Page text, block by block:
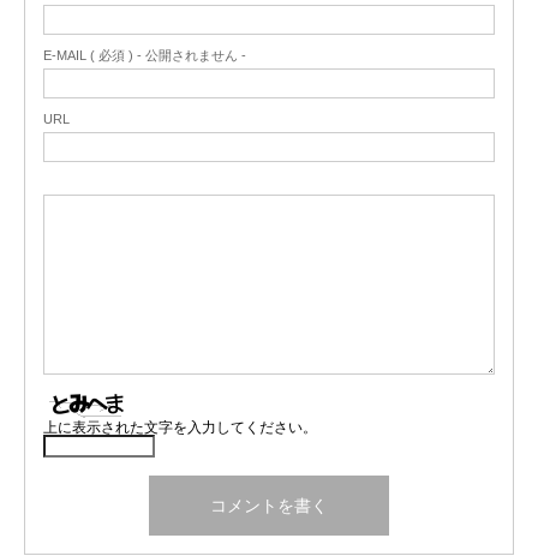
E-MAIL ( 必須 ) - 公開されません -
URL
上に表示された文字を入力してください。